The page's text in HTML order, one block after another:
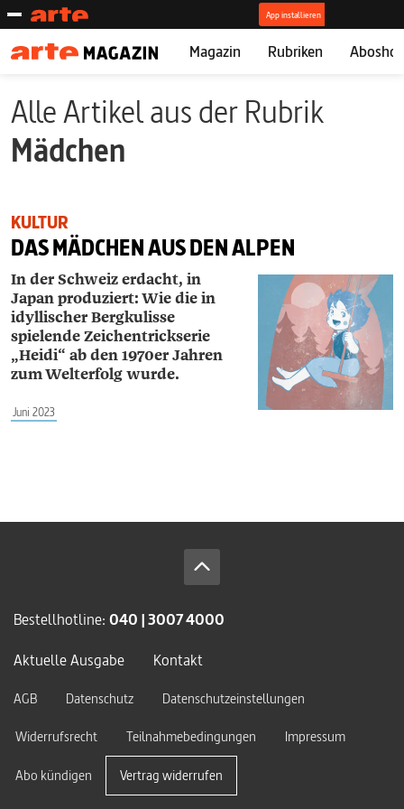
Magazin Rubriken
Alle Artikel aus der Rubrik
Mädchen
KULTUR
DAS MÄDCHEN AUS DEN ALPEN
In der Schweiz erdacht, in
Japan produziert: Wie die in
idyllischer Bergkulisse
spielende Zeichentrickserie
„Heidi“ ab den 1970er Jahren
zum Welterfolg wurde.
Juni 2023
Bestellhotline: 040 | 3007 4000
Aktuelle Ausgabe
Kontakt
AGB Datenschutz
Datenschutzeinstellungen
Widerrufsrecht
Teilnahmebedingungen Impressum
Abo kündigen Vertrag widerrufen